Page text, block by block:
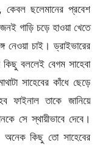
কেবল ছলেমানের প্রবেশ
গাড়ি চড়ে হাওয়া খেতে
নেওয়া চাই। ড্রাইভারের
কিছু বললেই বেগম সাহেবা
সাহেবের কাঁধে ছেড়ে
ফাইনাল তাকে জানিয়ে
সে স্থায়ীভাবে দেবে।
অনেক কিছু তো সাহেবের